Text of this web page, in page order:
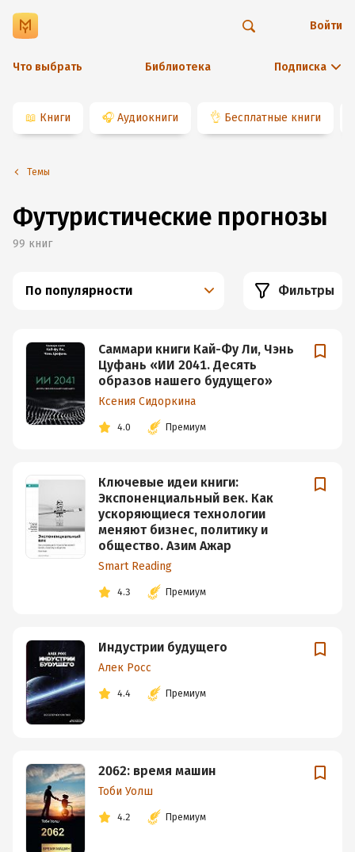
Что выбрать Библиотека Подписка
Войти
📖 Книги 🎧 Аудиокниги 👌 Бесплатные книги
Темы
Футуристические прогнозы
99 книг
По популярности Фильтры
Саммари книги Кай-Фу Ли, Чэнь
Цуфань «ИИ 2041. Десять
образов нашего будущего»
Ксения Сидоркина
4.0 Премиум
Ключевые идеи книги:
Экспоненциальный век. Как
ускоряющиеся технологии
меняют бизнес, политику и
общество. Азим Ажар
Smart Reading
4.3 Премиум
Индустрии будущего
Алек Росс
4.4 Премиум
2062: время машин
Тоби Уолш
4.2 Премиум